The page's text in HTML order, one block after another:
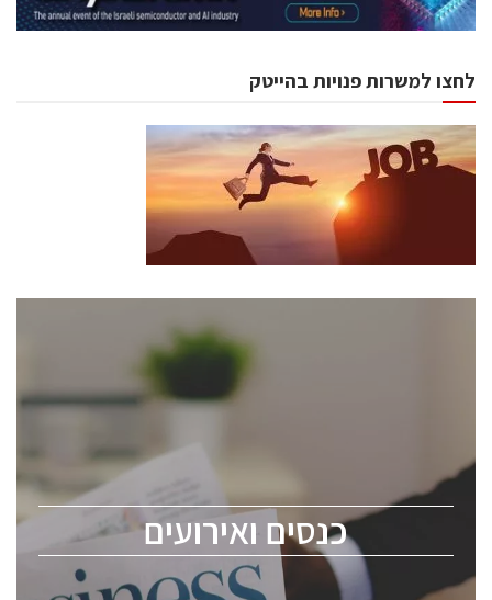
לחצו למשרות פנויות בהייטק
כנסים ואירועים
כנסים ואירועים
לכל העוסקים בתעשיית הסמיקונדקטור כולל מהנדסים,
ChipEx2026 will be held on May 12-13, 2026. The
conference is intended for everyone involved in the